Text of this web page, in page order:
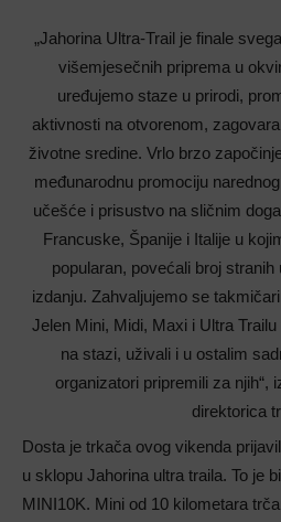
„Jahorina Ultra-Trail je finale
višemjesečnih priprema u
uređujemo staze u prirodi,
aktivnosti na otvorenom,
životne sredine. Vrlo brzo
međunarodnu promociju
učešće i prisustvo na sličnim
Francuske, Španije i Italije u
popularan, povećali broj
izdanju. Zahvaljujemo se
Jelen Mini, Midi, Maxi i Ultra
na stazi, uživali i u ostalim
organizatori pripremili za njih“,
direktorica
Dosta je trkača ovog vikenda
u sklopu Jahorina ultra traila. To je
MINI10K. Mini od 10 kilometara